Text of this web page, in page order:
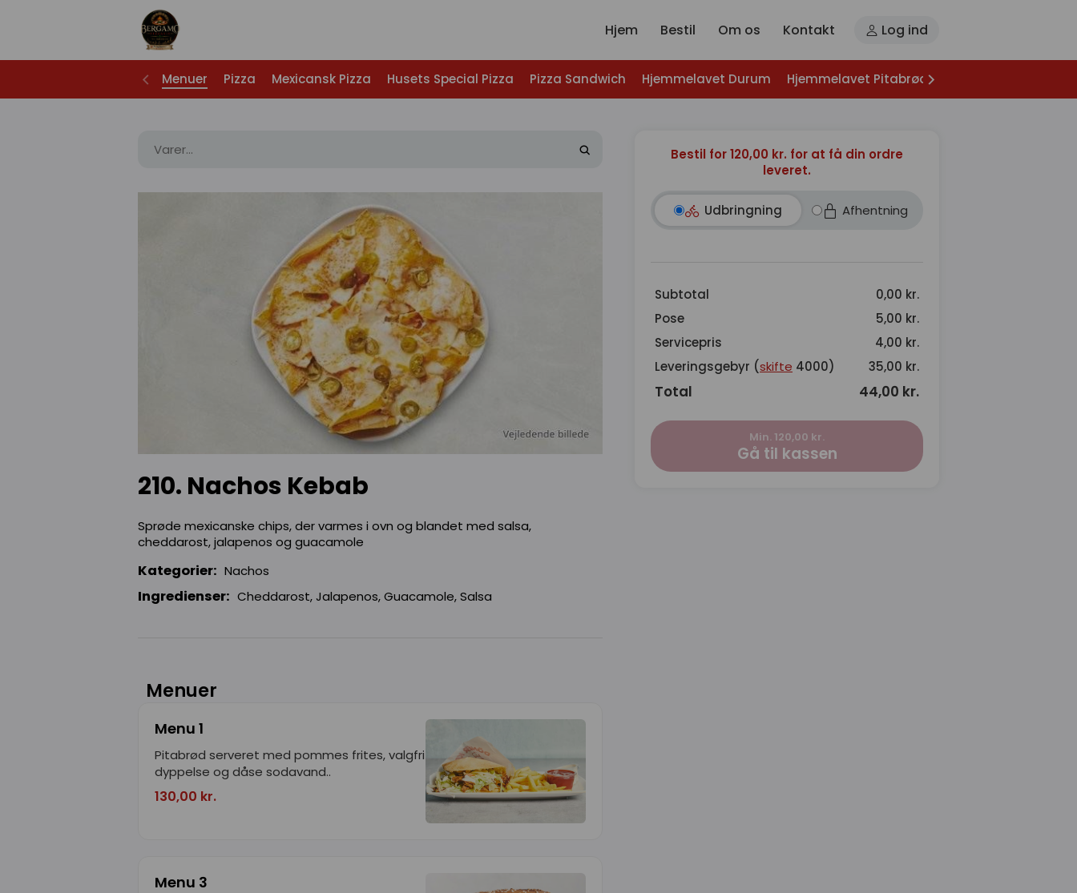
Hjem Bestil Om os Kontakt Log ind
Menuer Pizza Mexicansk Pizza Husets Special Pizza Pizza Sandwich Hjemmelavet Durum Hjemmelavet Pitabrød
210. Nachos Kebab
Sprøde mexicanske chips, der varmes i ovn og blandet med salsa,
cheddarost, jalapenos og guacamole
Kategorier: Nachos
Ingredienser: Cheddarost, Jalapenos, Guacamole, Salsa
Menuer
Menu 1
Pitabrød serveret med pommes frites, valgfri
dyppelse og dåse sodavand..
130,00 kr.
Menu 3
Bestil for 120,00 kr. for at få din ordre
leveret.
Udbringning Afhentning
Subtotal
0,00 kr.
Pose
5,00 kr.
Servicepris
4,00 kr.
Leveringsgebyr (skifte 4000) 35,00 kr.
Total 44,00 kr.
Min. 120,00 kr.
Gå til kassen